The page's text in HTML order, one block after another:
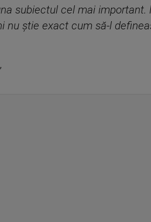
subiectul cel mai
știe exact cum să-l